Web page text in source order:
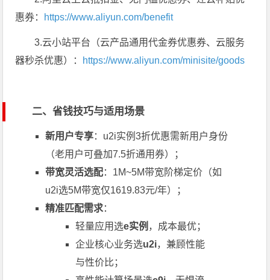
惠券： https://www.aliyun.com/benefit
3.云小站平台（云产品通用代金券优惠券、云服务
器秒杀优惠）： https://www.aliyun.com/minisite/goods
二、省钱技巧与适用场景
新用户专享：u2i实例3折优惠需新用户身份
（老用户可叠加7.5折通用券）；
带宽灵活选配：1M~5M带宽阶梯定价（如
u2i选5M带宽仅1619.83元/年）；
精准匹配需求：
轻量应用选e实例 ，成本最优；
企业核心业务选u2i，兼顾性能
与性价比；